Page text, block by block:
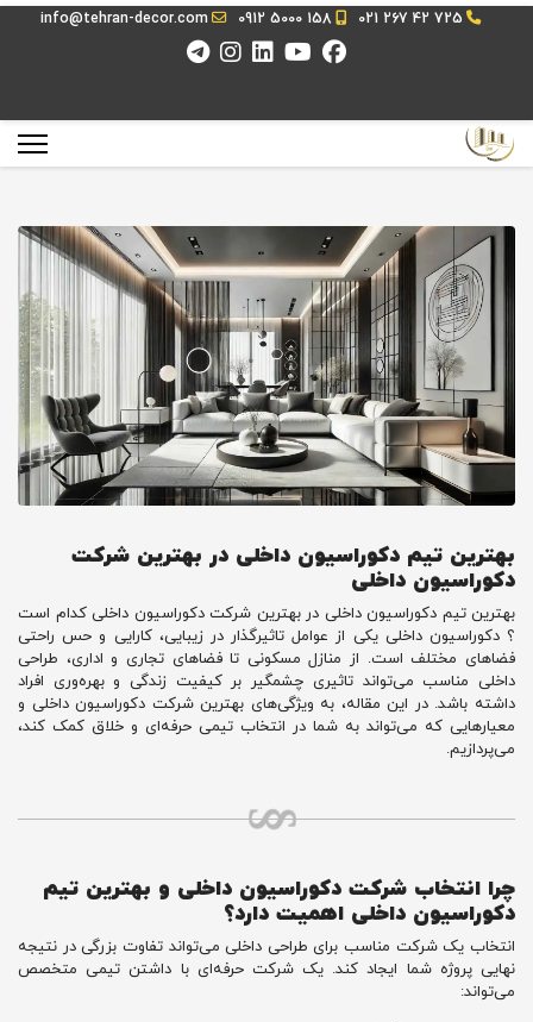
021 267 42 725
0912 5000 158
info@tehran-decor.com
بهترین تیم دکوراسیون داخلی در بهترین شرکت
دکوراسیون داخلی
بهترین تیم دکوراسیون داخلی در بهترین شرکت دکوراسیون داخلی کدام است
؟ دکوراسیون داخلی یکی از عوامل تاثیرگذار در زیبایی، کارایی و حس راحتی
فضاهای مختلف است. از منازل مسکونی تا فضاهای تجاری و اداری، طراحی
داخلی مناسب می‌تواند تاثیری چشمگیر بر کیفیت زندگی و بهره‌وری افراد
داشته باشد. در این مقاله، به ویژگی‌های بهترین شرکت دکوراسیون داخلی و
معیارهایی که می‌تواند به شما در انتخاب تیمی حرفه‌ای و خلاق کمک کند،
می‌پردازیم.
چرا انتخاب شرکت دکوراسیون داخلی و بهترین تیم
دکوراسیون داخلی اهمیت دارد؟
انتخاب یک شرکت مناسب برای طراحی داخلی می‌تواند تفاوت بزرگی در نتیجه
نهایی پروژه شما ایجاد کند. یک شرکت حرفه‌ای با داشتن تیمی متخصص
می‌تواند: